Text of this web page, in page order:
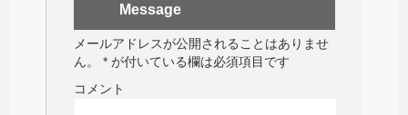
Message
メールアドレスが公開されることはありませ
ん。
* が付いている欄は必須項目です
コメント